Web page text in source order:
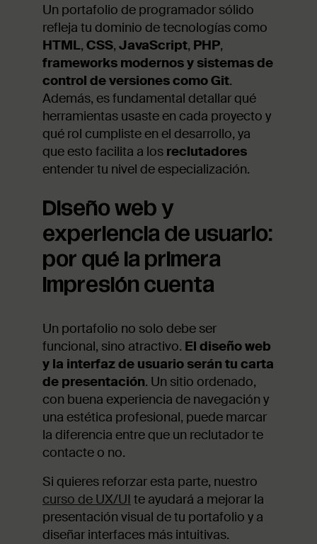
Un portafolio de programador sólido
refleja tu dominio de tecnologías como
HTML, CSS, JavaScript, PHP,
frameworks modernos y sistemas de
control de versiones como Git.
Además, es fundamental detallar qué
herramientas usaste en cada proyecto y
qué rol cumpliste en el desarrollo, ya
que esto facilita a los reclutadores
entender tu nivel de especialización.
Diseño web y
experiencia de usuario:
por qué la primera
impresión cuenta
Un portafolio no solo debe ser
funcional, sino atractivo. El diseño web
y la interfaz de usuario serán tu carta
de presentación. Un sitio ordenado,
con buena experiencia de navegación y
una estética profesional, puede marcar
la diferencia entre que un reclutador te
contacte o no.
Si quieres reforzar esta parte, nuestro
curso de UX/UI te ayudará a mejorar la
presentación visual de tu portafolio y a
diseñar interfaces más intuitivas.